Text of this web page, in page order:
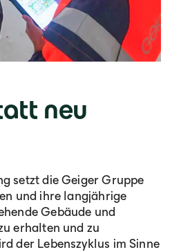
neu
setzt die Geiger Gruppe
und ihre langjährige
Gebäude und
erhalten und zu
der Lebenszyklus im Sinne